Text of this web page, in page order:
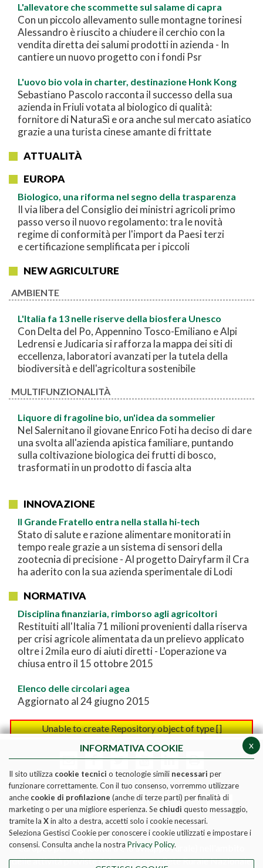
L'allevatore che scommette sul salame di capra
Con un piccolo allevamento sulle montagne torinesi
Alessandro è riuscito a chiudere il cerchio con la
vendita diretta dei salumi prodotti in azienda - In
cantiere un nuovo progetto con i fondi Psr
L'uovo bio vola in charter, destinazione Honk Kong
Sebastiano Pascolo racconta il successo della sua
azienda in Friuli votata al biologico di qualità:
fornitore di NaturaSì e ora anche sul mercato asiatico
grazie a una turista cinese amante di frittate
ATTUALITÀ
EUROPA
Biologico, una riforma nel segno della trasparenza
Il via libera del Consiglio dei ministri agricoli primo
passo verso il nuovo regolamento: tra le novità
regime di conformità per l'import da Paesi terzi
e certificazione semplificata per i piccoli
NEW AGRICULTURE
AMBIENTE
L'Italia fa 13 nelle riserve della biosfera Unesco
Con Delta del Po, Appennino Tosco-Emiliano e Alpi
Ledrensi e Judicaria si rafforza la mappa dei siti di
eccellenza, laboratori avanzati per la tutela della
biodiversità e dell'agricoltura sostenibile
MULTIFUNZIONALITÀ
Liquore di fragoline bio, un'idea da sommelier
Nel Salernitano il giovane Enrico Foti ha deciso di dare
una svolta all'azienda apistica familiare, puntando
sulla coltivazione biologica dei frutti di bosco,
trasformati in un prodotto di fascia alta
INNOVAZIONE
Il Grande Fratello entra nella stalla hi-tech
Stato di salute e razione alimentare monitorati in
tempo reale grazie a un sistema di sensori della
zootecnia di precisione - Al progetto Dairyfarm il Cra
ha aderito con la sua azienda sperimentale di Lodi
NORMATIVA
Disciplina finanziaria, rimborso agli agricoltori
Restituiti all'Italia 71 milioni provenienti dalla riserva
per crisi agricole alimentata da un prelievo applicato
oltre i 2mila euro di aiuti diretti - L'operazione va
chiusa entro il 15 ottobre 2015
Elenco delle circolari agea
Aggiornato al 24 giugno 2015
Unable to create Repository object of type []
Pubblicazione realizzata con il contributo FEASR (Fondo
europeo per l'agricoltura e lo sviluppo rurale) nell'ambito
delle attività previste dal programma Rete Rurale Nazionale
x
INFORMATIVA COOKIE
Il sito utilizza cookie tecnici o tecnologie simili necessari per
funzionare correttamente. Con il tuo consenso, vorremmo utilizzare
anche cookie di profilazione (anche di terze parti) per finalità di
marketing o per una migliore esperienza. Se chiudi questo messaggio,
tramite la Xin alto a destra, accetti solo i cookie necessari.
Seleziona Gestisci Cookie per conoscere i cookie utilizzati e impostare i
consensi. Consulta anche la nostra Privacy Policy.